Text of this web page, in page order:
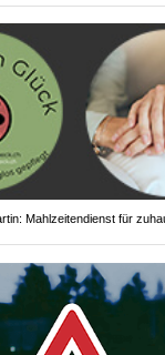
Mahlzeitendienst für